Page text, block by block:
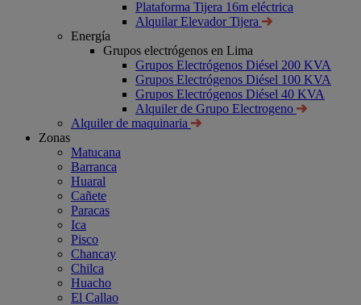
Plataforma Tijera 16m eléctrica
Alquilar Elevador Tijera
Energía
Grupos electrógenos en Lima
Grupos Electrógenos Diésel 200 KVA
Grupos Electrógenos Diésel 100 KVA
Grupos Electrógenos Diésel 40 KVA
Alquiler de Grupo Electrogeno
Alquiler de maquinaria
Zonas
Matucana
Barranca
Huaral
Cañete
Paracas
Ica
Pisco
Chancay
Chilca
Huacho
El Callao